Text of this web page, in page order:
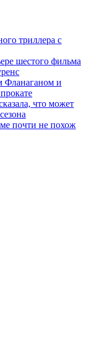
триллера с
шестого фильма
Фланаганом и
что может
почти не похож